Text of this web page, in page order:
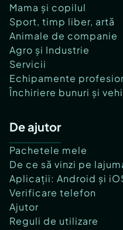
Mama și copilul
Sport, timp liber, artă
Animale de companie
Agro și Industrie
Servicii
Echipamente
Închiriere bunuri și
De ajutor
Pachetele mele
De ce să vinzi pe
Aplicații: Android și
Verificare telefon
Ajutor
Reguli de utilizare